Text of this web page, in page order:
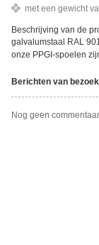
met een gewicht
Beschrijving van de
galvalumstaal RAL
onze PPGI-spoelen
Berichten van
Nog geen commentaar